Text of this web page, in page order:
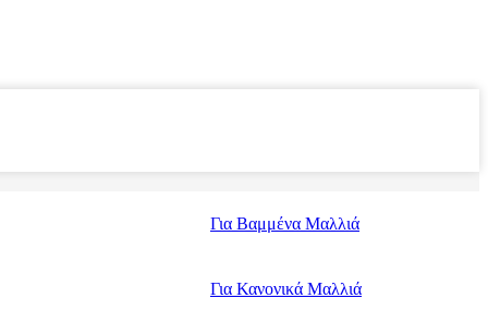
Για Βαμμένα Μαλλιά
Για Κανονικά Μαλλιά